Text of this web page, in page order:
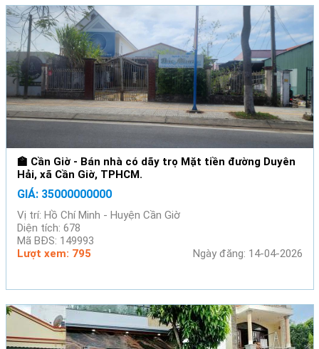
🏫 Cần Giờ - Bán nhà có dãy trọ Mặt tiền đường Duyên
Hải, xã Cần Giờ, TPHCM.
GIÁ: 35000000000
Vị trí: Hồ Chí Minh - Huyện Cần Giờ
Diện tích: 678
Mã BĐS: 149993
Lượt xem: 795
Ngày đăng: 14-04-2026